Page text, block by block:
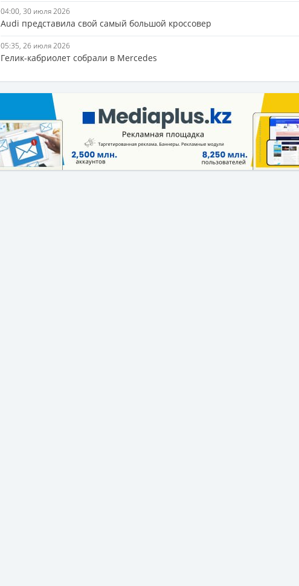
04:00, 30 июля 2026
Audi представила свой самый большой кроссовер
05:35, 26 июля 2026
Гелик-кабриолет собрали в Mercedes